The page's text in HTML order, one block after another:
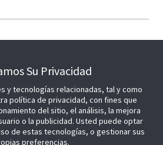
Su Privacidad
y tecnologías relacionadas, tal y como
política de privacidad, con fines que
del sitio, el análisis, la mejora
o la publicidad. Usted puede optar
de estas tecnologías, o gestionar sus
preferencias.